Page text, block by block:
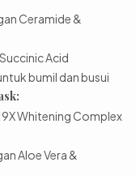
Ceramide &
Acid
bumil dan busui
Whitening Complex
Aloe Vera &